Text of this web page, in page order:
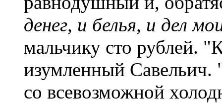
денег, и белья, и дел
мальчику сто рублей.
изумленный Савельич.
со всевозможной